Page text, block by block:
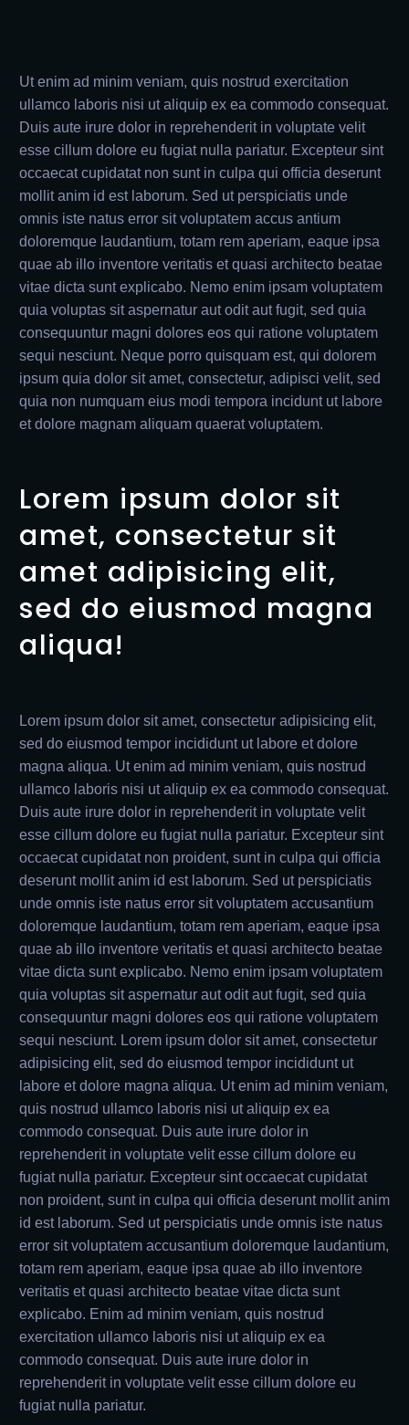
Ut enim ad minim veniam, quis nostrud exercitation
ullamco laboris nisi ut aliquip ex ea commodo consequat.
Duis aute irure dolor in reprehenderit in voluptate velit
esse cillum dolore eu fugiat nulla pariatur. Excepteur sint
occaecat cupidatat non sunt in culpa qui officia deserunt
mollit anim id est laborum. Sed ut perspiciatis unde
omnis iste natus error sit voluptatem accus antium
doloremque laudantium, totam rem aperiam, eaque ipsa
quae ab illo inventore veritatis et quasi architecto beatae
vitae dicta sunt explicabo. Nemo enim ipsam voluptatem
quia voluptas sit aspernatur aut odit aut fugit, sed quia
consequuntur magni dolores eos qui ratione voluptatem
sequi nesciunt. Neque porro quisquam est, qui dolorem
ipsum quia dolor sit amet, consectetur, adipisci velit, sed
quia non numquam eius modi tempora incidunt ut labore
et dolore magnam aliquam quaerat voluptatem.
Lorem ipsum dolor sit
amet, consectetur sit
amet adipisicing elit,
sed do eiusmod magna
aliqua!
Lorem ipsum dolor sit amet, consectetur adipisicing elit,
sed do eiusmod tempor incididunt ut labore et dolore
magna aliqua. Ut enim ad minim veniam, quis nostrud
ullamco laboris nisi ut aliquip ex ea commodo consequat.
Duis aute irure dolor in reprehenderit in voluptate velit
esse cillum dolore eu fugiat nulla pariatur. Excepteur sint
occaecat cupidatat non proident, sunt in culpa qui officia
deserunt mollit anim id est laborum. Sed ut perspiciatis
unde omnis iste natus error sit voluptatem accusantium
doloremque laudantium, totam rem aperiam, eaque ipsa
quae ab illo inventore veritatis et quasi architecto beatae
vitae dicta sunt explicabo. Nemo enim ipsam voluptatem
quia voluptas sit aspernatur aut odit aut fugit, sed quia
consequuntur magni dolores eos qui ratione voluptatem
sequi nesciunt. Lorem ipsum dolor sit amet, consectetur
adipisicing elit, sed do eiusmod tempor incididunt ut
labore et dolore magna aliqua. Ut enim ad minim veniam,
quis nostrud ullamco laboris nisi ut aliquip ex ea
commodo consequat. Duis aute irure dolor in
reprehenderit in voluptate velit esse cillum dolore eu
fugiat nulla pariatur. Excepteur sint occaecat cupidatat
non proident, sunt in culpa qui officia deserunt mollit anim
id est laborum. Sed ut perspiciatis unde omnis iste natus
error sit voluptatem accusantium doloremque laudantium,
totam rem aperiam, eaque ipsa quae ab illo inventore
veritatis et quasi architecto beatae vitae dicta sunt
explicabo. Enim ad minim veniam, quis nostrud
exercitation ullamco laboris nisi ut aliquip ex ea
commodo consequat. Duis aute irure dolor in
reprehenderit in voluptate velit esse cillum dolore eu
fugiat nulla pariatur.